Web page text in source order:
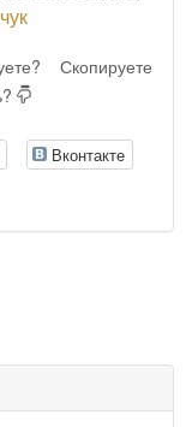
Скопируете
Вконтакте